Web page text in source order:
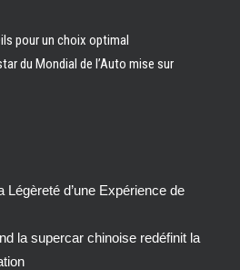
pour un choix optimal
du Mondial de l’Auto mise sur
Légèreté d’une Expérience de
la supercar chinoise redéfinit la